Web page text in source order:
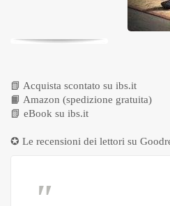
📗 Acquista scontato su ibs.it
📙 Amazon (spedizione gratuita)
📗 eBook su ibs.it
✪ Le recensioni dei lettori su